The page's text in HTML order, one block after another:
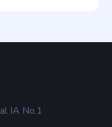
IA No.1